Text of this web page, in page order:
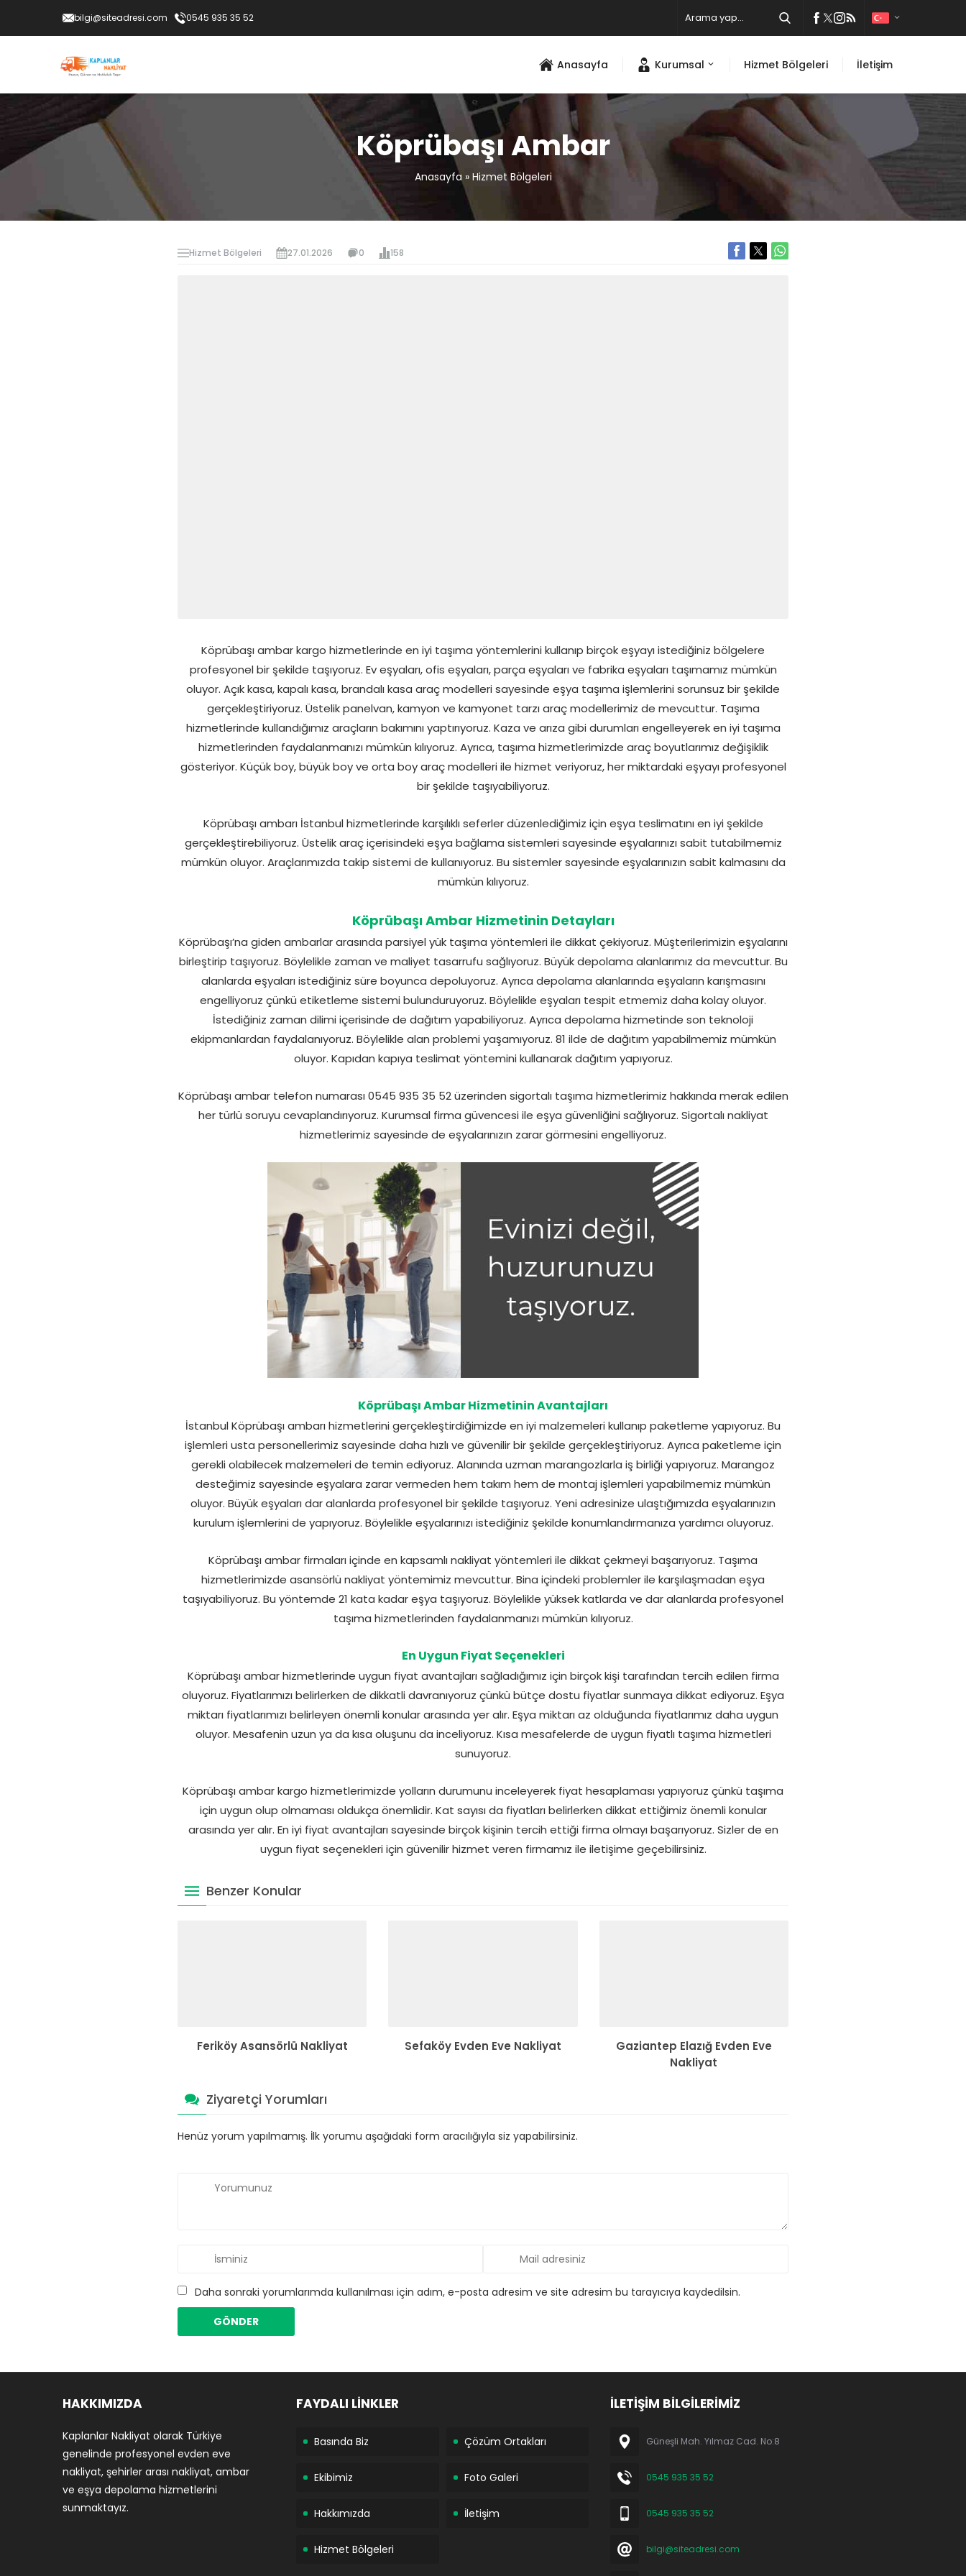
bilgi@siteadresi.com 0545 935 35 52
Anasayfa Kurumsal Hizmet Bölgeleri İletişim
Köprübaşı Ambar
Anasayfa» Hizmet Bölgeleri
Hizmet Bölgeleri 27.01.2026 0 158
Köprübaşı ambar kargo hizmetlerinde en iyi taşıma yöntemlerini kullanıp birçok eşyayı istediğiniz bölgelere
profesyonel bir şekilde taşıyoruz. Ev eşyaları, ofis eşyaları, parça eşyaları ve fabrika eşyaları taşımamız mümkün
oluyor. Açık kasa, kapalı kasa, brandalı kasa araç modelleri sayesinde eşya taşıma işlemlerini sorunsuz bir şekilde
gerçekleştiriyoruz. Üstelik panelvan, kamyon ve kamyonet tarzı araç modellerimiz de mevcuttur. Taşıma
hizmetlerinde kullandığımız araçların bakımını yaptırıyoruz. Kaza ve arıza gibi durumları engelleyerek en iyi taşıma
hizmetlerinden faydalanmanızı mümkün kılıyoruz. Ayrıca, taşıma hizmetlerimizde araç boyutlarımız değişiklik
gösteriyor. Küçük boy, büyük boy ve orta boy araç modelleri ile hizmet veriyoruz, her miktardaki eşyayı profesyonel
bir şekilde taşıyabiliyoruz.
Köprübaşı ambarı İstanbul hizmetlerinde karşılıklı seferler düzenlediğimiz için eşya teslimatını en iyi şekilde
gerçekleştirebiliyoruz. Üstelik araç içerisindeki eşya bağlama sistemleri sayesinde eşyalarınızı sabit tutabilmemiz
mümkün oluyor. Araçlarımızda takip sistemi de kullanıyoruz. Bu sistemler sayesinde eşyalarınızın sabit kalmasını da
mümkün kılıyoruz.
Köprübaşı Ambar Hizmetinin Detayları
Köprübaşı’na giden ambarlar arasında parsiyel yük taşıma yöntemleri ile dikkat çekiyoruz. Müşterilerimizin eşyalarını
birleştirip taşıyoruz. Böylelikle zaman ve maliyet tasarrufu sağlıyoruz. Büyük depolama alanlarımız da mevcuttur. Bu
alanlarda eşyaları istediğiniz süre boyunca depoluyoruz. Ayrıca depolama alanlarında eşyaların karışmasını
engelliyoruz çünkü etiketleme sistemi bulunduruyoruz. Böylelikle eşyaları tespit etmemiz daha kolay oluyor.
İstediğiniz zaman dilimi içerisinde de dağıtım yapabiliyoruz. Ayrıca depolama hizmetinde son teknoloji
ekipmanlardan faydalanıyoruz. Böylelikle alan problemi yaşamıyoruz. 81 ilde de dağıtım yapabilmemiz mümkün
oluyor. Kapıdan kapıya teslimat yöntemini kullanarak dağıtım yapıyoruz.
Köprübaşı ambar telefon numarası 0545 935 35 52 üzerinden sigortalı taşıma hizmetlerimiz hakkında merak edilen
her türlü soruyu cevaplandırıyoruz. Kurumsal firma güvencesi ile eşya güvenliğini sağlıyoruz. Sigortalı nakliyat
hizmetlerimiz sayesinde de eşyalarınızın zarar görmesini engelliyoruz.
Köprübaşı Ambar Hizmetinin Avantajları
İstanbul Köprübaşı ambarı hizmetlerini gerçekleştirdiğimizde en iyi malzemeleri kullanıp paketleme yapıyoruz. Bu
işlemleri usta personellerimiz sayesinde daha hızlı ve güvenilir bir şekilde gerçekleştiriyoruz. Ayrıca paketleme için
gerekli olabilecek malzemeleri de temin ediyoruz. Alanında uzman marangozlarla iş birliği yapıyoruz. Marangoz
desteğimiz sayesinde eşyalara zarar vermeden hem takım hem de montaj işlemleri yapabilmemiz mümkün
oluyor. Büyük eşyaları dar alanlarda profesyonel bir şekilde taşıyoruz. Yeni adresinize ulaştığımızda eşyalarınızın
kurulum işlemlerini de yapıyoruz. Böylelikle eşyalarınızı istediğiniz şekilde konumlandırmanıza yardımcı oluyoruz.
Köprübaşı ambar firmaları içinde en kapsamlı nakliyat yöntemleri ile dikkat çekmeyi başarıyoruz. Taşıma
hizmetlerimizde asansörlü nakliyat yöntemimiz mevcuttur. Bina içindeki problemler ile karşılaşmadan eşya
taşıyabiliyoruz. Bu yöntemde 21 kata kadar eşya taşıyoruz. Böylelikle yüksek katlarda ve dar alanlarda profesyonel
taşıma hizmetlerinden faydalanmanızı mümkün kılıyoruz.
En Uygun Fiyat Seçenekleri
Köprübaşı ambar hizmetlerinde uygun fiyat avantajları sağladığımız için birçok kişi tarafından tercih edilen firma
oluyoruz. Fiyatlarımızı belirlerken de dikkatli davranıyoruz çünkü bütçe dostu fiyatlar sunmaya dikkat ediyoruz. Eşya
miktarı fiyatlarımızı belirleyen önemli konular arasında yer alır. Eşya miktarı az olduğunda fiyatlarımız daha uygun
oluyor. Mesafenin uzun ya da kısa oluşunu da inceliyoruz. Kısa mesafelerde de uygun fiyatlı taşıma hizmetleri
sunuyoruz.
Köprübaşı ambar kargo hizmetlerimizde yolların durumunu inceleyerek fiyat hesaplaması yapıyoruz çünkü taşıma
için uygun olup olmaması oldukça önemlidir. Kat sayısı da fiyatları belirlerken dikkat ettiğimiz önemli konular
arasında yer alır. En iyi fiyat avantajları sayesinde birçok kişinin tercih ettiği firma olmayı başarıyoruz. Sizler de en
uygun fiyat seçenekleri için güvenilir hizmet veren firmamız ile iletişime geçebilirsiniz.
Benzer Konular
Feriköy Asansörlü Nakliyat Sefaköy Evden Eve Nakliyat
Gaziantep Elazığ Evden Eve
Nakliyat
Ziyaretçi Yorumları
Henüz yorum yapılmamış. İlk yorumu aşağıdaki form aracılığıyla siz yapabilirsiniz.
Daha sonraki yorumlarımda kullanılması için adım, e-posta adresim ve site adresim bu tarayıcıya kaydedilsin.
HAKKIMIZDA
Kaplanlar Nakliyat olarak Türkiye
genelinde profesyonel evden eve
nakliyat, şehirler arası nakliyat, ambar
ve eşya depolama hizmetlerini
sunmaktayız.
FAYDALI LİNKLER
Basında Biz Çözüm Ortakları
Ekibimiz Foto Galeri
Hakkımızda İletişim
Hizmet Bölgeleri
İLETİŞİM BİLGİLERİMİZ
Güneşli Mah. Yılmaz Cad. No:8
0545 935 35 52
0545 935 35 52
bilgi@siteadresi.com